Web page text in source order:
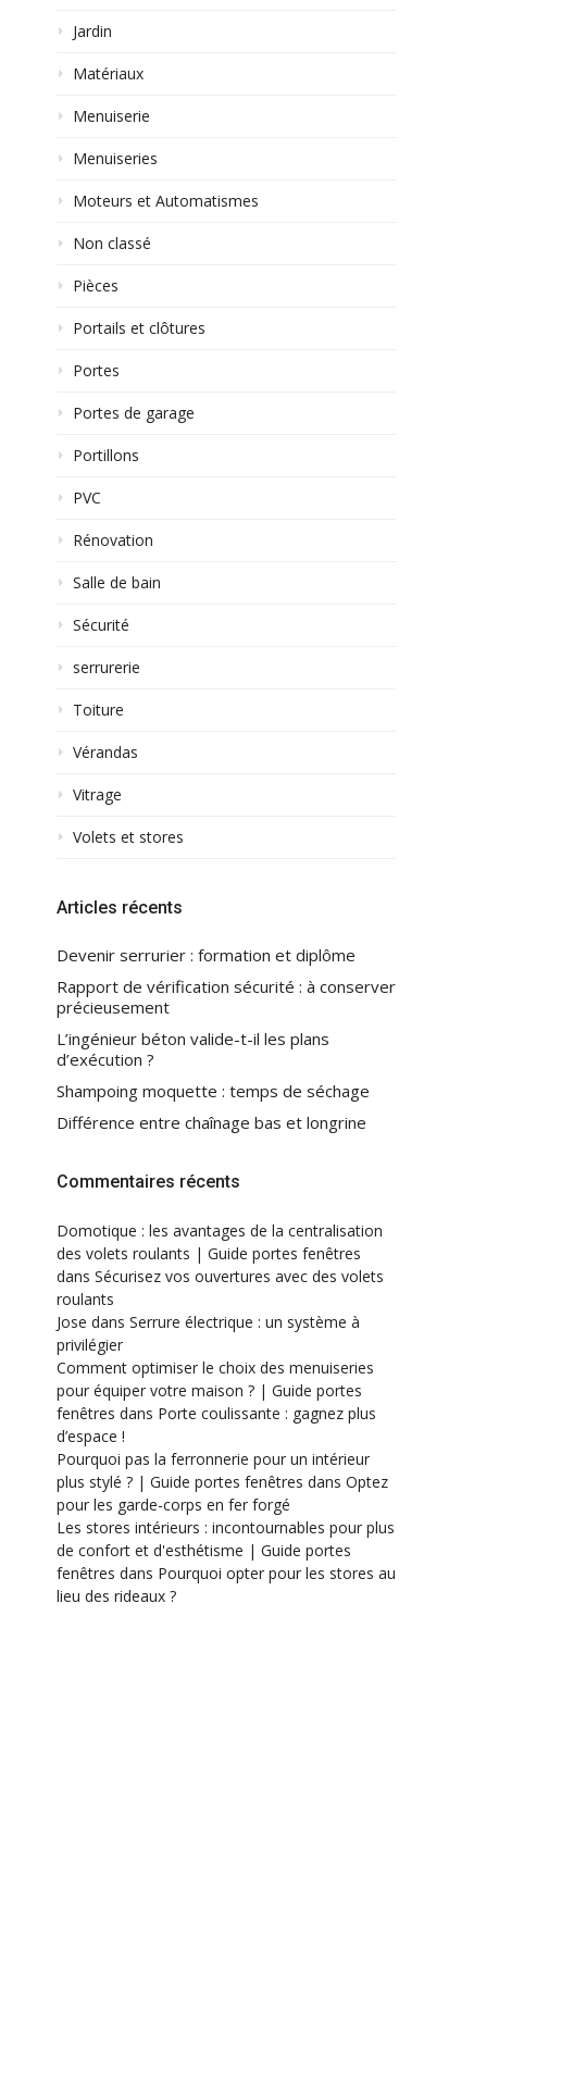
Jardin
Matériaux
Menuiserie
Menuiseries
Moteurs et Automatismes
Non classé
Pièces
Portails et clôtures
Portes
Portes de garage
Portillons
PVC
Rénovation
Salle de bain
Sécurité
serrurerie
Toiture
Vérandas
Vitrage
Volets et stores
Articles récents
Devenir serrurier : formation et diplôme
Rapport de vérification sécurité : à conserver
précieusement
L’ingénieur béton valide-t-il les plans
d’exécution ?
Shampoing moquette : temps de séchage
Différence entre chaînage bas et longrine
Commentaires récents
Domotique : les avantages de la centralisation
des volets roulants | Guide portes fenêtres
dans Sécurisez vos ouvertures avec des volets
roulants
Jose dans Serrure électrique : un système à
privilégier
Comment optimiser le choix des menuiseries
pour équiper votre maison ? | Guide portes
fenêtres dans Porte coulissante : gagnez plus
d’espace !
Pourquoi pas la ferronnerie pour un intérieur
plus stylé ? | Guide portes fenêtres dans Optez
pour les garde-corps en fer forgé
Les stores intérieurs : incontournables pour plus
de confort et d'esthétisme | Guide portes
fenêtres dans Pourquoi opter pour les stores au
lieu des rideaux ?